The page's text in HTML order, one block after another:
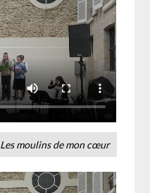
Les moulins de mon cœur